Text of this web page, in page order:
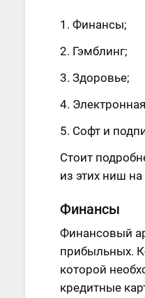
Финансы;
Гэмблинг;
Здоровье;
Софт и
Стоит
из этих ниш на
Финансы
Финансовый
прибыльных.
которой
кредитные